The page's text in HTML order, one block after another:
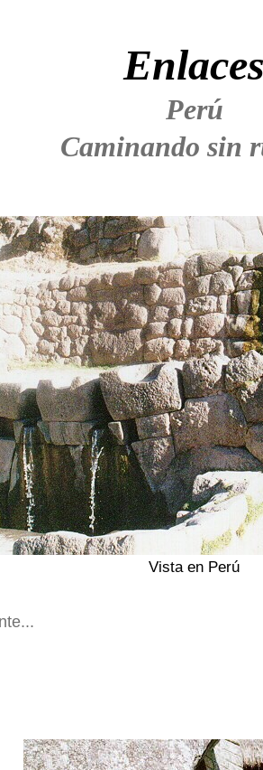
Enlaces
Perú
Caminando sin
Vista en Perú